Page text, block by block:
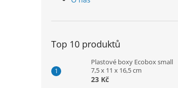
Top 10 produktů
Plastové boxy Ecobox small
7,5 x 11 x 16,5 cm
23 Kč